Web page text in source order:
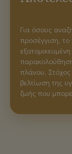
Για όσους
προσέγγιση,
πλάνου. Στόχος
βελτίωση της
ζωής που